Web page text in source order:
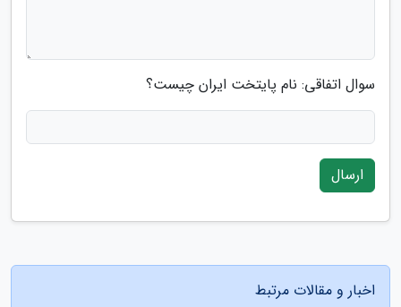
سوال اتفاقی: نام پایتخت ایران چیست؟
ارسال
اخبار و مقالات مرتبط